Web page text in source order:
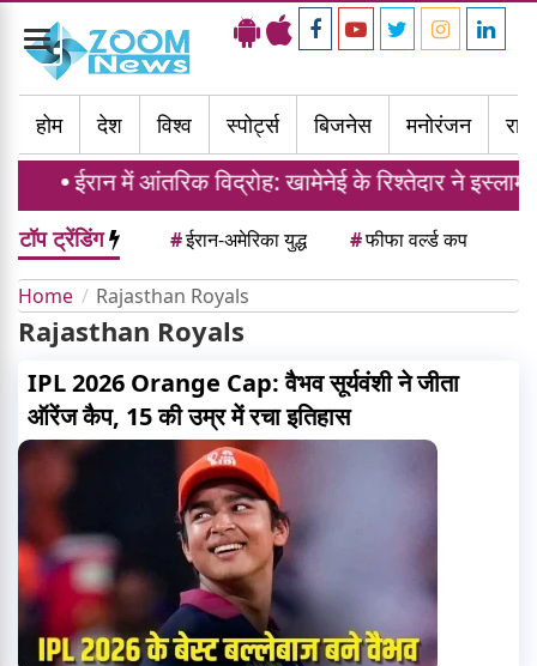
Toggle
navigation
होम
देश विश्व स्पोर्ट्स बिजनेस मनोरंजन
ईरान में आंतरिक विद्रोह: खामेनेई के रिश्तेदार ने
टॉप ट्रेंडिंग #ईरान-अमेरिका युद्ध #फीफा वर्ल्ड कप
Home Rajasthan Royals
Rajasthan Royals
IPL 2026 Orange Cap: वैभव सूर्यवंशी ने जीता
ऑरेंज कैप, 15 की उम्र में रचा इतिहास